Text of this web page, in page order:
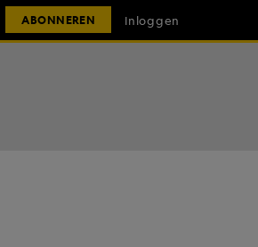
ABONNEREN Inloggen